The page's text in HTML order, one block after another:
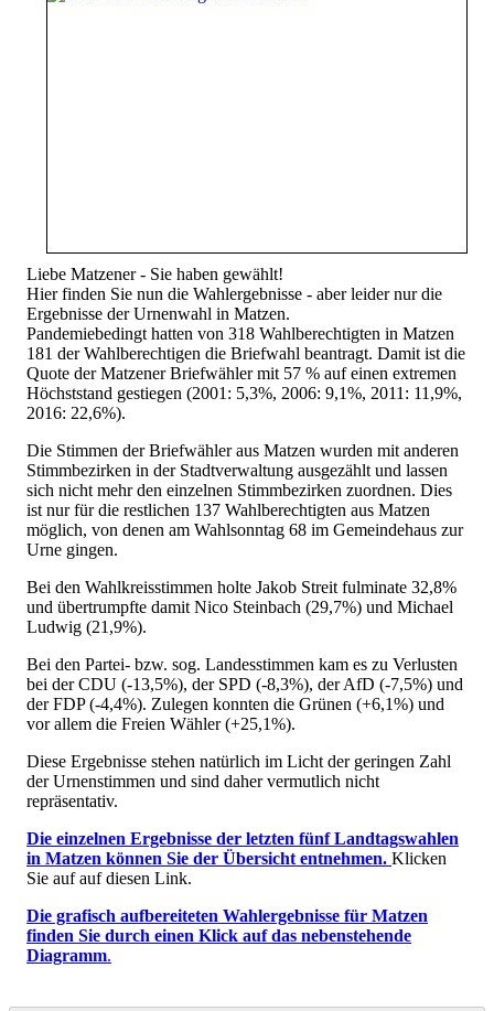
Liebe Matzener - Sie haben gewählt!
Hier finden Sie nun die Wahlergebnisse - aber leider nur die
Ergebnisse der Urnenwahl in Matzen.
Pandemiebedingt hatten von 318 Wahlberechtigten in Matzen
181 der Wahlberechtigen die Briefwahl beantragt. Damit ist die
Quote der Matzener Briefwähler mit 57 % auf einen extremen
Höchststand gestiegen (2001: 5,3%, 2006: 9,1%, 2011: 11,9%,
2016: 22,6%).
Die Stimmen der Briefwähler aus Matzen wurden mit anderen
Stimmbezirken in der Stadtverwaltung ausgezählt und lassen
sich nicht mehr den einzelnen Stimmbezirken zuordnen. Dies
ist nur für die restlichen 137 Wahlberechtigten aus Matzen
möglich, von denen am Wahlsonntag 68 im Gemeindehaus zur
Urne gingen.
Bei den Wahlkreisstimmen holte Jakob Streit fulminate 32,8%
und übertrumpfte damit Nico Steinbach (29,7%) und Michael
Ludwig (21,9%).
Bei den Partei- bzw. sog. Landesstimmen kam es zu Verlusten
bei der CDU (-13,5%), der SPD (-8,3%), der AfD (-7,5%) und
der FDP (-4,4%). Zulegen konnten die Grünen (+6,1%) und
vor allem die Freien Wähler (+25,1%).
Diese Ergebnisse stehen natürlich im Licht der geringen Zahl
der Urnenstimmen und sind daher vermutlich nicht
repräsentativ.
Die einzelnen Ergebnisse der letzten fünf Landtagswahlen
in Matzen können Sie der Übersicht entnehmen. Klicken
Sie auf auf diesen Link.
Die grafisch aufbereiteten Wahlergebnisse für Matzen
finden Sie durch einen Klick auf das nebenstehende
Diagramm.